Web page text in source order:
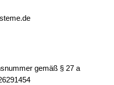
gemäß § 27 a